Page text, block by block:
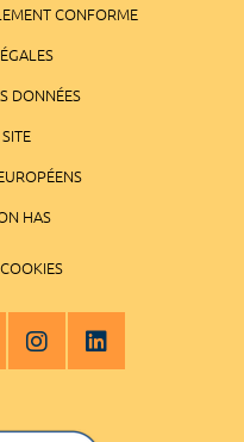
CONFORME
DONNÉES
HAS